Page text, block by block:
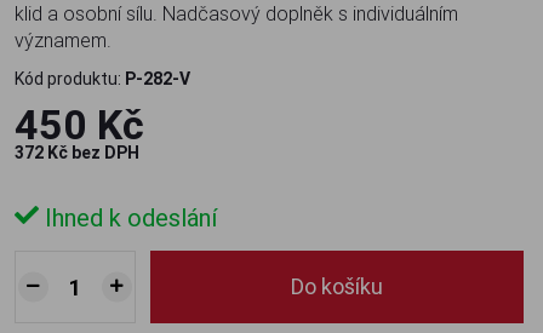
klid a osobní sílu. Nadčasový doplněk s individuálním
významem.
Kód produktu: P-282-V
450 Kč
372 Kč bez DPH
Ihned k odeslání
Do košíku